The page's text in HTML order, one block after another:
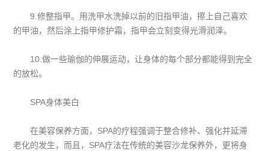
9.修整指甲。用洗甲水洗掉以前的旧指甲油，擦上自己喜欢
的甲油，然后涂上指甲修护霜，指甲会立刻变得光滑润泽。
10.做一些瑜伽的伸展运动，让身体的每个部分都能得到完全
的放松。
SPA身体美白
在美容保养方面，SPA的疗程强调于整合修补、强化并延滞
老化的发生，而且，SPA疗法在传统的美容沙龙保养外，更将身